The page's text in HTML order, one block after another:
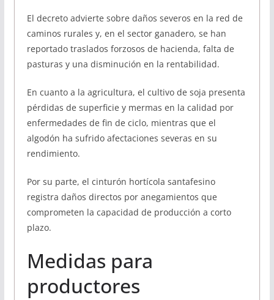
El decreto advierte sobre daños severos en la red de
caminos rurales y, en el sector ganadero, se han
reportado traslados forzosos de hacienda, falta de
pasturas y una disminución en la rentabilidad.
En cuanto a la agricultura, el cultivo de soja presenta
pérdidas de superficie y mermas en la calidad por
enfermedades de fin de ciclo, mientras que el
algodón ha sufrido afectaciones severas en su
rendimiento.
Por su parte, el cinturón hortícola santafesino
registra daños directos por anegamientos que
comprometen la capacidad de producción a corto
plazo.
Medidas para
productores